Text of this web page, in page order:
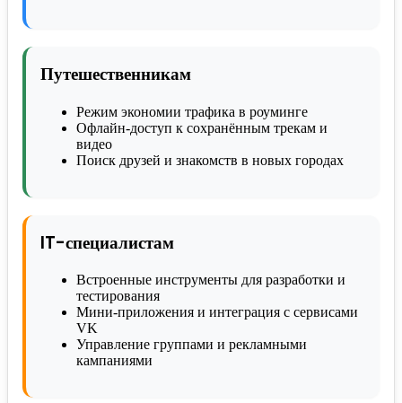
Путешественникам
Режим экономии трафика в роуминге
Офлайн-доступ к сохранённым трекам и
видео
Поиск друзей и знакомств в новых городах
IT-специалистам
Встроенные инструменты для разработки и
тестирования
Мини-приложения и интеграция с сервисами
VK
Управление группами и рекламными
кампаниями